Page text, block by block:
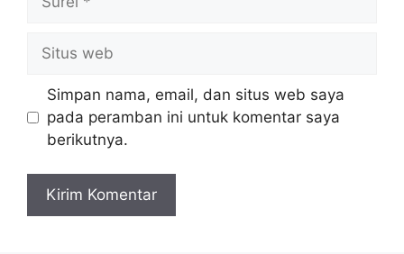
web
Simpan nama, email, dan situs web saya
pada peramban ini untuk komentar saya
berikutnya.